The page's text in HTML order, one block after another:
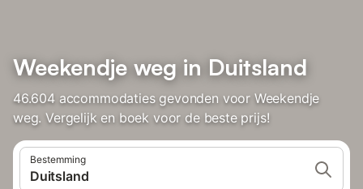
Weekendje weg in Duitsland
46.604 accommodaties gevonden voor Weekendje
weg. Vergelijk en boek voor de beste prijs!
Bestemming
Duitsland